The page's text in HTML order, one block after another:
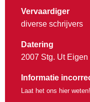
Vervaardiger
diverse schrijvers
Datering
2007 Stg. Ut Eigen
Informatie
Laat het ons hier